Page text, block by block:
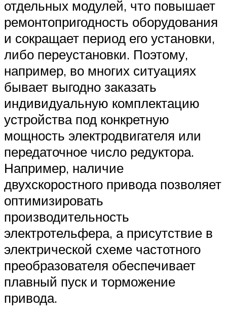
отдельных модулей, что повышает
ремонтопригодность оборудования
и сокращает период его установки,
либо переустановки. Поэтому,
например, во многих ситуациях
бывает выгодно заказать
индивидуальную комплектацию
устройства под конкретную
мощность электродвигателя или
передаточное число редуктора.
Например, наличие
двухскоростного привода позволяет
оптимизировать
производительность
электротельфера, а присутствие в
электрической схеме частотного
преобразователя обеспечивает
плавный пуск и торможение
привода.